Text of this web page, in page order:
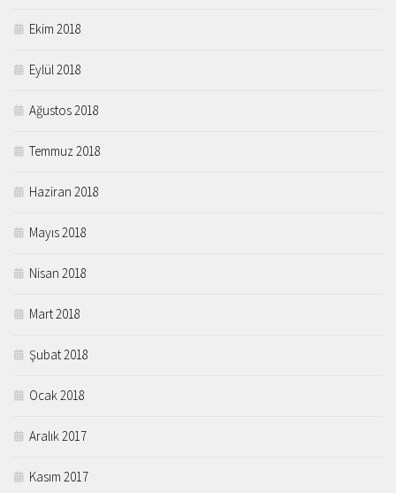
Ekim 2018
Eylül 2018
Ağustos 2018
Temmuz 2018
Haziran 2018
Mayıs 2018
Nisan 2018
Mart 2018
Şubat 2018
Ocak 2018
Aralık 2017
Kasım 2017